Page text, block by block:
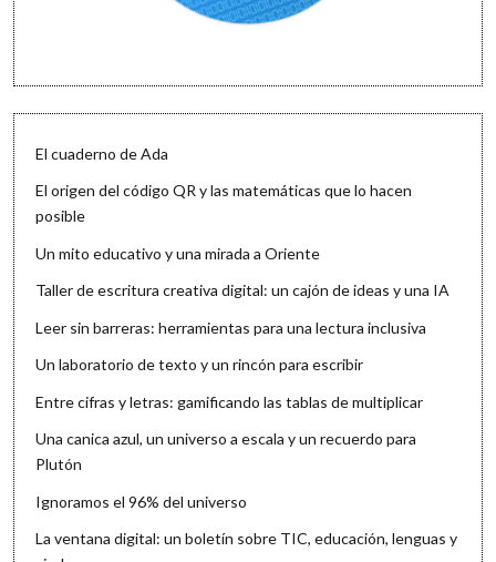
El cuaderno de Ada
El origen del código QR y las matemáticas que lo hacen
posible
Un mito educativo y una mirada a Oriente
Taller de escritura creativa digital: un cajón de ideas y una IA
Leer sin barreras: herramientas para una lectura inclusiva
Un laboratorio de texto y un rincón para escribir
Entre cifras y letras: gamificando las tablas de multiplicar
Una canica azul, un universo a escala y un recuerdo para
Plutón
Ignoramos el 96% del universo
La ventana digital: un boletín sobre TIC, educación, lenguas y